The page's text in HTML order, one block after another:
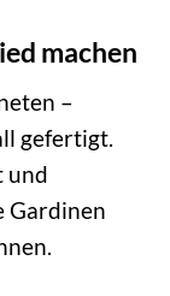
machen
–
gefertigt.
und
Gardinen